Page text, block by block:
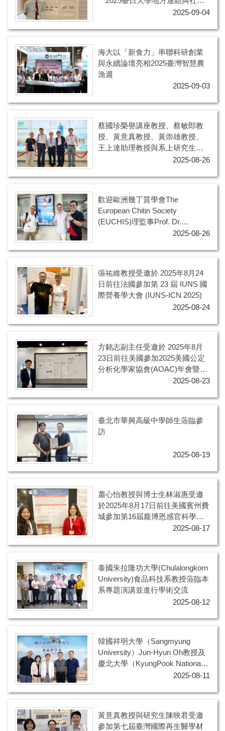
實踐聯盟首長會議暨國際研討會
的跨境實踐) 」
2025-09-04
海大以「新食力」串聯科研創業
與永續論壇亮相2025臺灣智慧農
漁週
2025-09-03
蔡國珍榮譽講座教授、蔡敏郎教
授、黃意真教授、黃崇雄教授、
王上達助理教授與系上研究生受
邀參加 第十四屆亞太幾丁質幾丁
2025-08-26
歡迎歐洲幾丁質學會The
European Chitin Society
(EUCHIS)理監事Prof. Dr.
Francisco M. Goycoolea 與 Prof.
臨參訪✨️
2025-08-26
張祐維教授受邀於 2025年8月24
日前往法國參加第 23 屆 IUNS 國
際營養學大會 (IUNS-ICN 2025)
2025-08-24
方銘志副主任受邀於 2025年8月
23日前往美國參加2025美國公定
分析化學家協會(AOAC)年會暨研
2025-08-23
臺北市華興高級中學師生蒞臨參
訪
2025-08-19
蕭心怡教授與博士生林淑惠受邀
於2025年8月17日前往美國賓州費
城參加第16屆龐博恩感官科學研
討會(16th Pangborn Sensory
2025-08-17
泰國朱拉隆功大學(Chulalongkorn
University)食品科技系教授蒞臨本
系專題演講並進行學術交流
2025-08-12
韓國祥明大學（Sangmyung
University）Jun-Hyun Oh教授及
慶北大學（KyungPook National
University）Mi-Kyung Park教授
2025-08-11
黃意真教授與研究生陳映君受邀
參加第七屆臺灣國際再生醫學材